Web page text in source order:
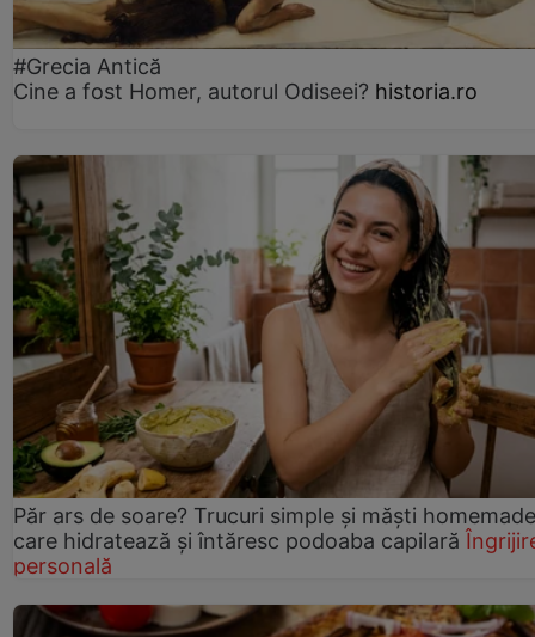
#Grecia Antică
Cine a fost Homer, autorul Odiseei? historia.ro
Păr ars de soare? Trucuri simple și măști homemade
care hidratează și întăresc podoaba capilară
personală